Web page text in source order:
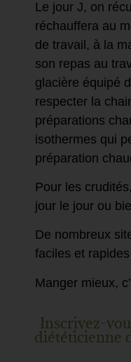
Le jour J, on
réchauffera au
de travail, à la
son repas au
glacière équipé
respecter la
préparations
isothermes qui
préparation
Pour les
jour le jour ou
De nombreux
faciles et
Manger mieux,
Inscrivez-
diététicienne